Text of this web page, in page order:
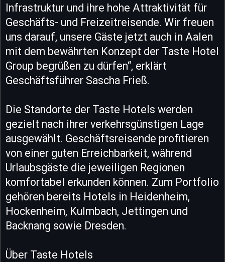
Infrastruktur und ihre hohe Attraktivität für
Geschäfts- und Freizeitreisende. Wir freuen
uns darauf, unsere Gäste jetzt auch in Aalen
mit dem bewährten Konzept der Taste Hotel
Group begrüßen zu dürfen“, erklärt
Geschäftsführer Sascha Frieß.
Die Standorte der Taste Hotels werden
gezielt nach ihrer verkehrsgünstigen Lage
ausgewählt. Geschäftsreisende profitieren
von einer guten Erreichbarkeit, während
Urlaubsgäste die jeweiligen Regionen
komfortabel erkunden können. Zum Portfolio
gehören bereits Hotels in Heidenheim,
Hockenheim, Kulmbach, Jettingen und
Backnang sowie Dresden.
Über Taste Hotels